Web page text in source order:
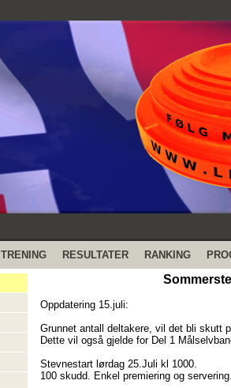
TRENING RESULTATER RANKING
Oppdatering 15.juli:
Grunnet antall deltakere, vil det bli skutt
Dette vil også gjelde for Del 1
Stevnestart lørdag 25.Juli kl 1000.
100 skudd. Enkel premiering og servering.